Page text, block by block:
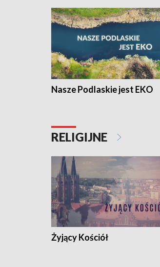
Nasze Podlaskie jest EKO
RELIGIJNE
Żyjący Kościół